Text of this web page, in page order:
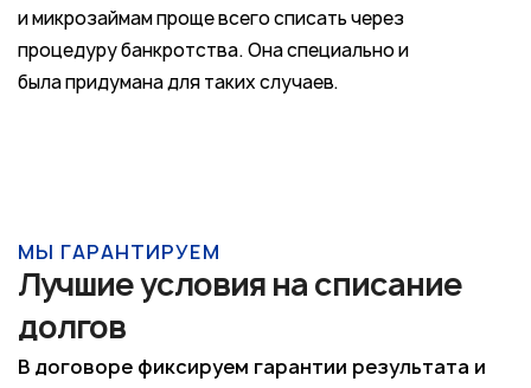
и микрозаймам проще всего списать через
процедуру банкротства. Она специально и
была придумана для таких случаев.
МЫ ГАРАНТИРУЕМ
Лучшие условия на списание
долгов
В договоре фиксируем гарантии результата и